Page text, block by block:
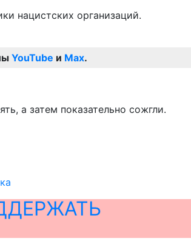
нацистских организаций.
YouTube и Max.
а затем показательно сожгли.